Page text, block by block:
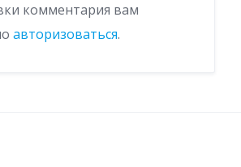
комментария вам
авторизоваться.